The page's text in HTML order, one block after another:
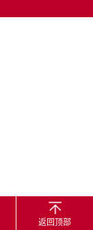
返回顶部